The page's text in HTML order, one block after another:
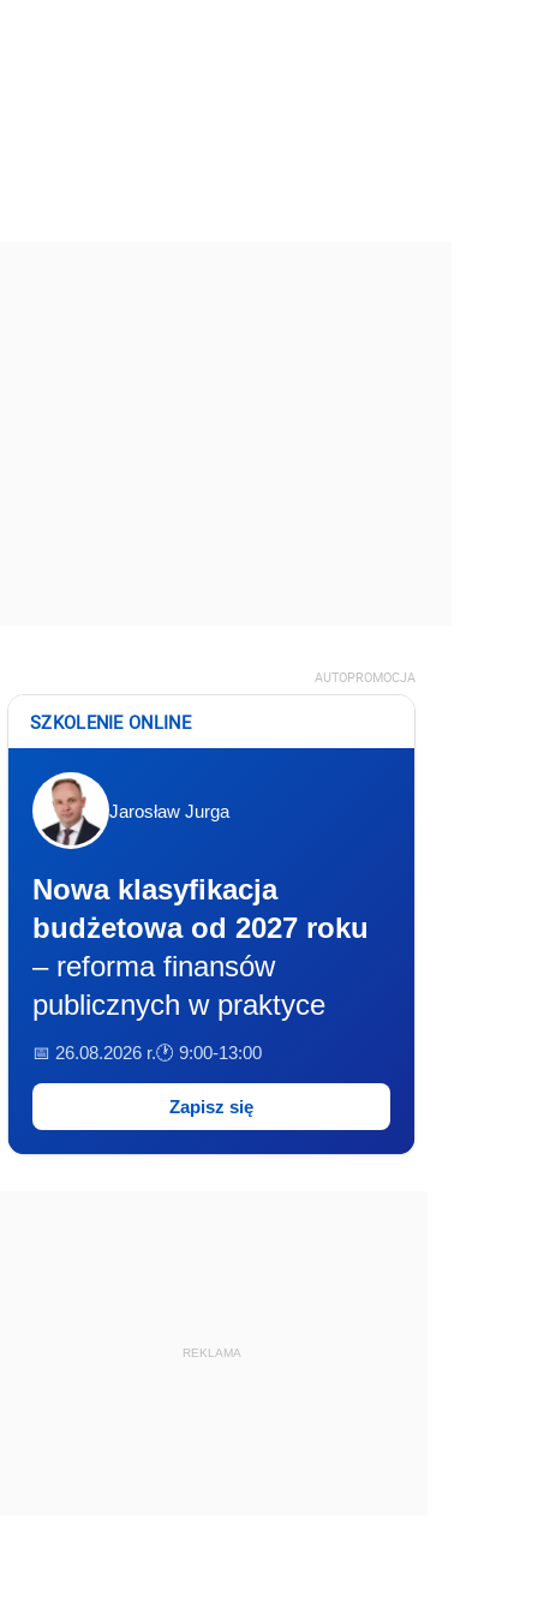
AUTOPROMOCJA
SZKOLENIE ONLINE
Jarosław Jurga
Nowa klasyfikacja
budżetowa od 2027 roku
– reforma finansów
publicznych w praktyce
📅 26.08.2026 r.🕐 9:00-13:00
Zapisz się
REKLAMA